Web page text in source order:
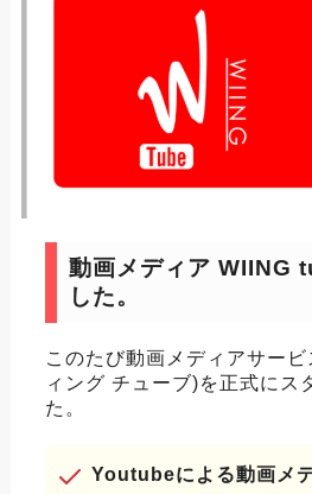
動画メディア WIING
した。
このたび動画メディアサー
ィング チューブ)を正式にス
た。
Youtubeによる動画メ